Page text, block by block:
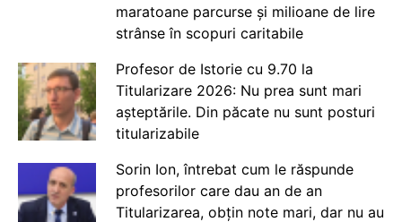
maratoane parcurse și milioane de lire
strânse în scopuri caritabile
Profesor de Istorie cu 9.70 la
Titularizare 2026: Nu prea sunt mari
așteptările. Din păcate nu sunt posturi
titularizabile
Sorin Ion, întrebat cum le răspunde
profesorilor care dau an de an
Titularizarea, obțin note mari, dar nu au